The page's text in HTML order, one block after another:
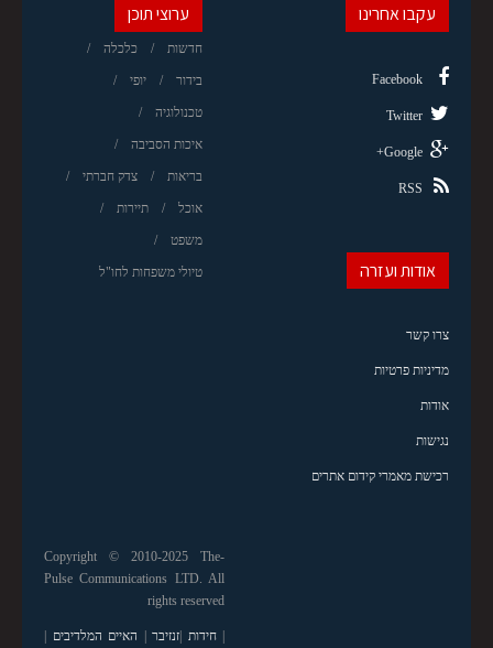
ערוצי תוכן
חדשות כלכלה
בידור יופי
טכנולוגיה
איכות הסביבה
בריאות צדק חברתי
אוכל תיירות
משפט
טיולי משפחות לחו"ל
עקבו אחרינו
Facebook
Twitter
Google+
RSS
אודות ועזרה
צרו קשר
מדיניות פרטיות
אודות
נגישות
רכישת מאמרי קידום אתרים
Copyright © 2010-2025 The-
Pulse Communications LTD. All
rights reserved
|חידות |זנזיבר | האיים המלדיבים |